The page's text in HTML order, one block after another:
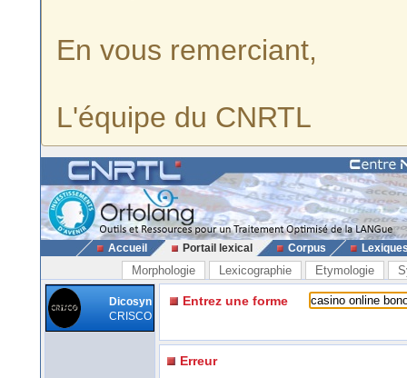
En vous remerciant,
L'équipe du CNRTL
Accueil Portail lexical Corpus
Morphologie Lexicographie Etymologie
Dicosyn
CRISCO
Entrez une forme
Erreur